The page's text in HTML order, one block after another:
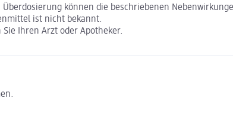
können die beschriebenen
ist nicht bekannt.
Ihren Arzt oder Apotheker.